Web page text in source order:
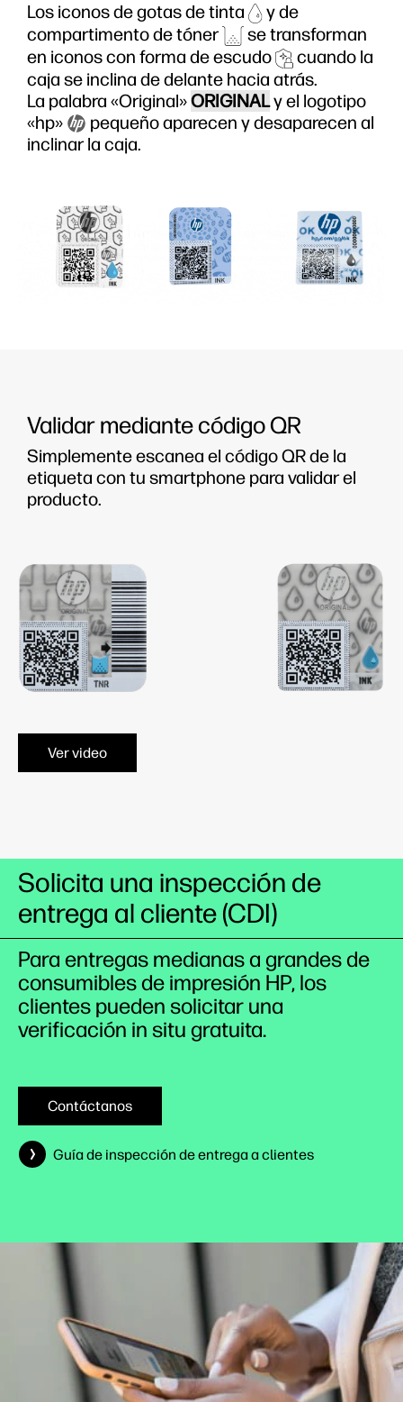
Los iconos de gotas de tinta
y de
compartimento de tóner
se transforman
en iconos con forma de escudo
cuando la
caja se inclina de delante hacia atrás.
La palabra «Original»ORIGINALy el logotipo
«hp»
pequeño aparecen y desaparecen al
inclinar la caja.
Validar mediante código QR
Simplemente escanea el código QR de la
etiqueta con tu smartphone para validar el
producto.
Ver video
Solicita una inspección de
entrega al cliente (CDI)
Para entregas medianas a grandes de
consumibles de impresión HP, los
clientes pueden solicitar una
verificación in situ gratuita.
Contáctanos
Guía de inspección de entrega a clientes